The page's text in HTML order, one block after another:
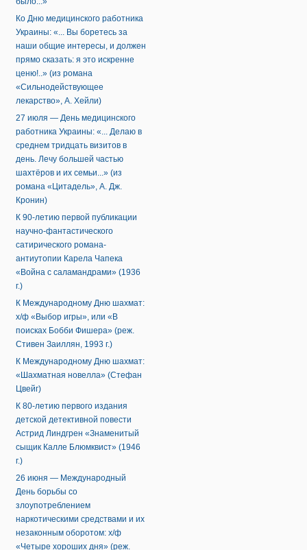
Ко Дню медицинского работника
Украины: «... Вы боретесь за
наши общие интересы, и должен
прямо сказать: я это искренне
ценю!..» (из романа
«Сильнодействующее
лекарство», А. Хейли)
27 июля — День медицинского
работника Украины: «... Делаю в
среднем тридцать визитов в
день. Лечу большей частью
шахтёров и их семьи...» (из
романа «Цитадель», А. Дж.
Кронин)
К 90-летию первой публикации
научно-фантастического
сатирического романа-
антиутопии Карела Чапека
«Война с саламандрами» (1936
г.)
К Международному Дню шахмат:
х/ф «Выбор игры», или «В
поисках Бобби Фишера» (реж.
Стивен Заиллян, 1993 г.)
К Международному Дню шахмат:
«Шахматная новелла» (Стефан
Цвейг)
К 80-летию первого издания
детской детективной повести
Астрид Линдгрен «Знаменитый
сыщик Калле Блюмквист» (1946
г.)
26 июня — Международный
День борьбы со
злоупотреблением
наркотическими средствами и их
незаконным оборотом: х/ф
«Четыре хороших дня» (реж.